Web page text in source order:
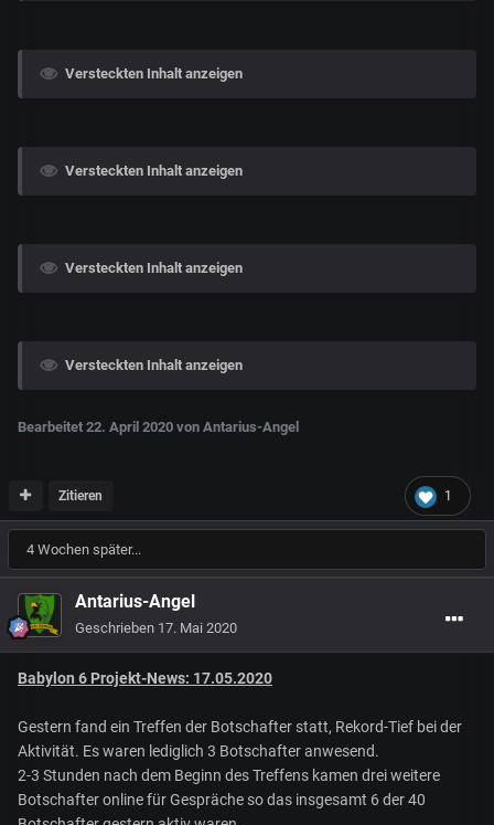
Versteckten Inhalt anzeigen
Versteckten Inhalt anzeigen
Versteckten Inhalt anzeigen
Versteckten Inhalt anzeigen
Bearbeitet 22. April 2020 von Antarius-Angel
1
Zitieren
4 Wochen später...
Antarius-Angel
Geschrieben 17. Mai 2020
Babylon 6 Projekt-News: 17.05.2020
Gestern fand ein Treffen der Botschafter statt, Rekord-Tief bei der
Aktivität. Es waren lediglich 3 Botschafter anwesend.
2-3 Stunden nach dem Beginn des Treffens kamen drei weitere
Botschafter online für Gespräche so das insgesamt 6 der 40